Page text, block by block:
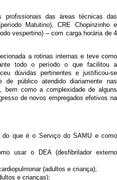
profissionais das áreas técnicas das
Matutino), CRE Chopinzinho e
vespertino) – com carga horária de 4
a rotinas internas e teve como
todo o período o que facilitou a
dúvidas pertinentes e justificou-se
público atendido diariamente nas
bem como a complexidade de alguns
de novos empregados efetivos na
do que é o Serviço do SAMU e como
usar o DEA (desfibrilador externo
(adultos e criança);
e crianças);